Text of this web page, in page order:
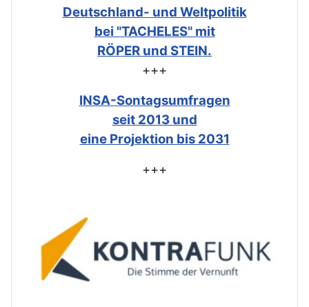
Deutschland- und Weltpolitik
bei "TACHELES" mit
RÖPER und STEIN.
+++
INSA-Sontagsumfragen
seit 2013 und
eine Projektion bis 2031
+++